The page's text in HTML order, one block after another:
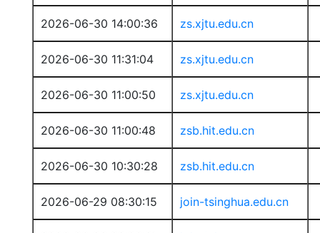
2026-06-30 14:00:36 zs.xjtu.edu.cn
2026-06-30 11:31:04 zs.xjtu.edu.cn
2026-06-30 11:00:50 zs.xjtu.edu.cn
2026-06-30 11:00:48 zsb.hit.edu.cn
2026-06-30 10:30:28 zsb.hit.edu.cn
2026-06-29 08:30:15 join-tsinghua.edu.cn